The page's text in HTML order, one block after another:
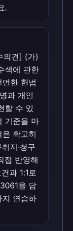
.
의견] (가)
색에 관한
한 헌법
과 개인
할 수 있
기준을 마
확고히
지·청구
접 반영해
과 1:1로
을 답
지 연습하